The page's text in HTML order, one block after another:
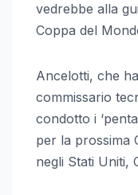
vedrebbe alla
Coppa del
Ancelotti, che
commissario
condotto i
per la prossima
negli Stati Uniti,